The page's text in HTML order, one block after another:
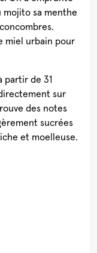
mojito sa menthe
miel urbain pour
partir de 31
sur
des notes
sucrées
et moelleuse.